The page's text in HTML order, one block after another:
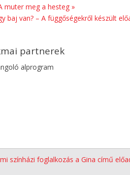
muter meg a hesteg »
baj van? – A függőségekről készült
partnerek
alprogram
színházi foglalkozás a Gina című